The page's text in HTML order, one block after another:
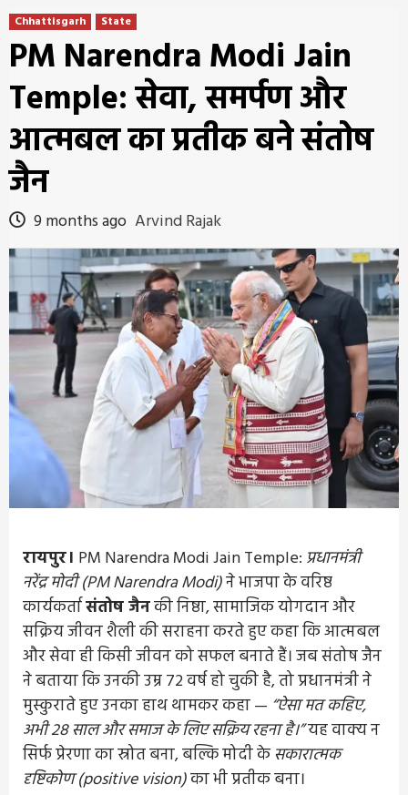
Chhattisgarh State
PM Narendra Modi Jain
Temple: सेवा, समर्पण और
आत्मबल का प्रतीक बने संतोष
जैन
9 months ago Arvind Rajak
रायपुर। PM Narendra Modi Jain Temple: प्रधानमंत्री
नरेंद्र मोदी (PM Narendra Modi)ने भाजपा के वरिष्ठ
कार्यकर्तासंतोष जैनकी निष्ठा, सामाजिक योगदान और
सक्रिय जीवन शैली की सराहना करते हुए कहा कि आत्मबल
और सेवा ही किसी जीवन को सफल बनाते हैं। जब संतोष जैन
ने बताया कि उनकी उम्र 72 वर्ष हो चुकी है, तो प्रधानमंत्री ने
मुस्कुराते हुए उनका हाथ थामकर कहा — “ऐसा मत कहिए,
अभी 28 साल और समाज के लिए सक्रिय रहना है।”यह वाक्य न
सिर्फ प्रेरणा का स्रोत बना, बल्कि मोदी केसकारात्मक
दृष्टिकोण (positive vision)का भी प्रतीक बना।